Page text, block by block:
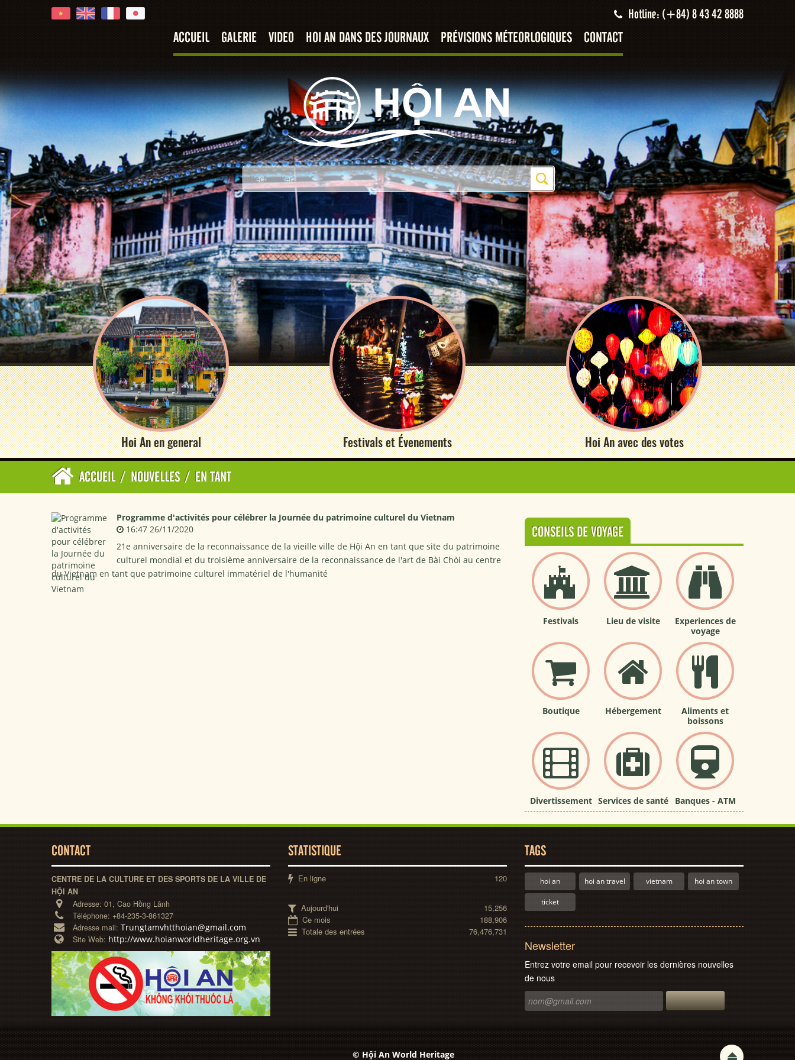
Hotline: (+84) 8 43 42 8888
ACCUEIL GALERIE VIDEO HOI AN DANS DES JOURNAUX PRÉVISIONS MÉTEORLOGIQUES CONTACT
Hoi An en general Festivals et Évenements Hoi An avec des votes
ACCUEIL / NOUVELLES / EN TANT
Programme d'activités pour célébrer la Journée du patrimoine culturel du Vietnam
16:47 26/11/2020
21e anniversaire de la reconnaissance de la vieille ville de Hội An en tant que site du patrimoine
culturel mondial et du troisième anniversaire de la reconnaissance de l'art de Bài Chòi au centre
du Vietnam en tant que patrimoine culturel immatériel de l'humanité
CONSEILS DE VOYAGE
Festivals Lieu de visite
Experiences de
voyage
Boutique Hébergement
Aliments et
boissons
Divertissement Services de santé Banques - ATM
CONTACT
CENTRE DE LA CULTURE ET DES SPORTS DE LA VILLE DE
HỘI AN
Adresse: 01, Cao Hồng Lãnh
Téléphone: +84-235-3-861327
Adresse mail: Trungtamvhtthoian@gmail.com
Site Web: http://www.hoianworldheritage.org.vn
STATISTIQUE
En ligne 120
Aujourd'hui
15,256
Ce mois
188,906
Totale des entrées
76,476,731
TAGS
hoi an hoi an travel vietnam hoi an town
ticket
Newsletter
Entrez votre email pour recevoir les dernières nouvelles
de nous
© Hội An World Heritage